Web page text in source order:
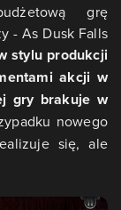
grę
- As Dusk Falls
stylu produkcji
akcji w
gry brakuje w
nowego
się, ale